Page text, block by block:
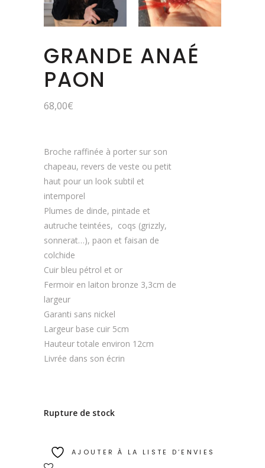
GRANDE ANAÉ
PAON
68,00€
Broche raffinée à porter sur son
chapeau, revers de veste ou petit
haut pour un look subtil et
intemporel
Plumes de dinde, pintade et
autruche teintées, coqs (grizzly,
sonnerat…), paon et faisan de
colchide
Cuir bleu pétrol et or
Fermoir en laiton bronze 3,3cm de
largeur
Garanti sans nickel
Largeur base cuir 5cm
Hauteur totale environ 12cm
Livrée dans son écrin
Rupture de stock
AJOUTER À LA LISTE D’ENVIES